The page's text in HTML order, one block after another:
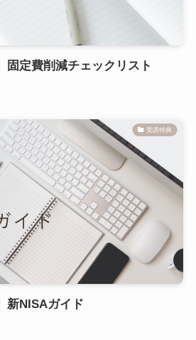
固定費削減チェックリスト
受講特典
新NISAガイド